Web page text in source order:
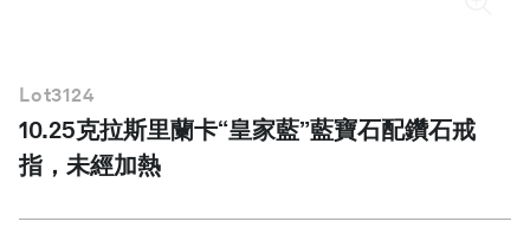
Lot3124
10.25克拉斯里蘭卡“皇家藍”藍寶石配鑽石戒
指，未經加熱